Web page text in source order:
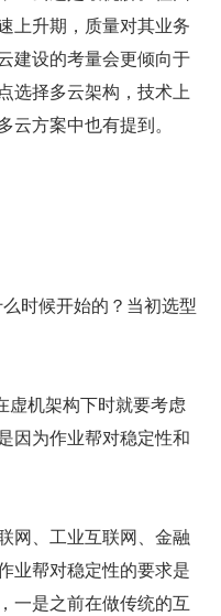
上升期，质量对其业务
建设的考量会更倾向于
选择多云架构，技术上
方案中也有提到。
时候开始的？当初选型
虚机架构下时就要考虑
因为作业帮对稳定性和
网、工业互联网、金融
业帮对稳定性的要求是
一是之前在做传统的互